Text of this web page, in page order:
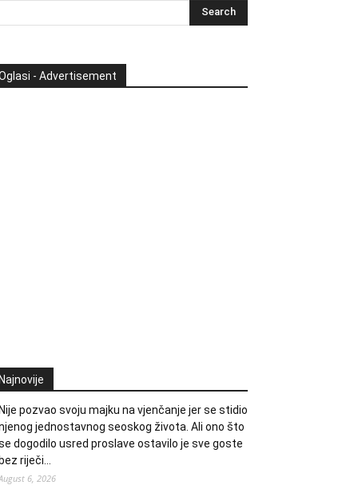
- Advertisement
pozvao svoju majku na vjenčanje jer se stidio
jednostavnog seoskog života. Ali ono što
dogodilo usred proslave ostavilo je sve goste
riječi…
6, 2026